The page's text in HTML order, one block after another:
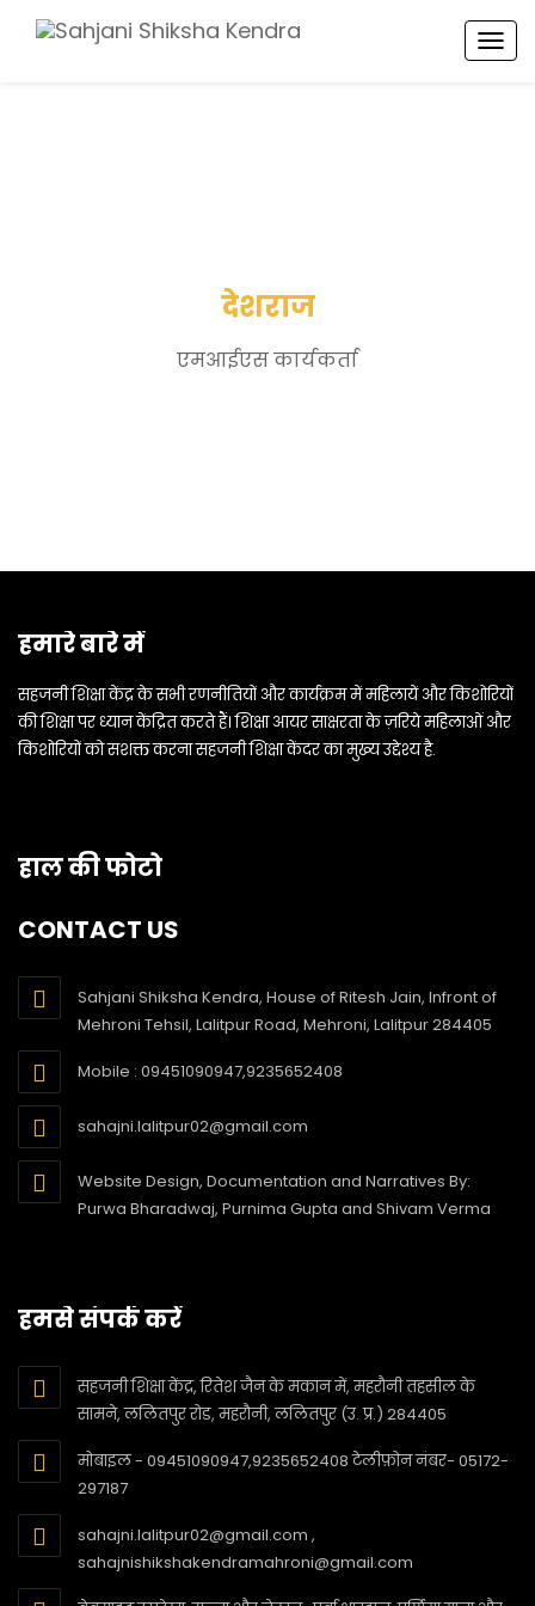
देशराज
एमआईएस कार्यकर्ता
हमारे बारे में
सहजनी शिक्षा केंद्र के सभी रणनीतियों और कार्यक्रम में महिलायें और किशोरियों
की शिक्षा पर ध्यान केंद्रित करते हैं। शिक्षा आयर साक्षरता के ज़रिये महिलाओं और
किशोरियों को सशक्त करना सहजनी शिक्षा केंदर का मुख्य उद्देश्य है.
हाल की फोटो
CONTACT US
Sahjani Shiksha Kendra, House of Ritesh Jain, Infront of
Mehroni Tehsil, Lalitpur Road, Mehroni, Lalitpur 284405
Mobile : 09451090947,9235652408
sahajni.lalitpur02@gmail.com
Website Design, Documentation and Narratives By:
Purwa Bharadwaj, Purnima Gupta and Shivam Verma
हमसे संपर्क करें
सहजनी शिक्षा केंद्र, रितेश जैन के मकान में, महरौनी तहसील के
सामने, ललितपुर रोड, महरौनी, ललितपुर (उ. प्र.) 284405
मोबाइल - 09451090947,9235652408 टेलीफ़ोन नंबर- 05172-
297187
sahajni.lalitpur02@gmail.com ,
sahajnishikshakendramahroni@gmail.com